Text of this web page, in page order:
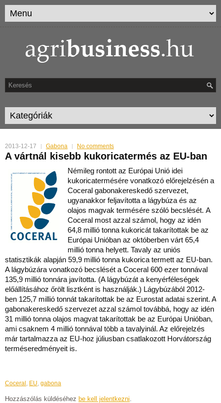
2013-12-17 Gabona No comments
A vártnál kisebb kukoricatermés az EU-ban
Némileg rontott az Európai Unió idei
kukoricatermésére vonatkozó előrejelzésén a
Coceral gabonakereskedő szervezet,
ugyanakkor feljavította a lágybúza és az
olajos magvak termésére szóló becslését. A
Coceral most azzal számol, hogy az idén
64,8 millió tonna kukoricát takarítottak be az
Európai Unióban az októberben várt 65,4
millió tonna helyett. Tavaly az uniós
statisztikák alapján 59,9 millió tonna kukorica termett az EU-ban.
A lágybúzára vonatkozó becslését a Coceral 600 ezer tonnával
135,9 millió tonnára javította. (A lágybúzát a kenyérféleségek
előállításához őrölt lisztként is használják.) Lágybúzából 2012-
ben 125,7 millió tonnát takarítottak be az Eurostat adatai szerint. A
gabonakereskedő szervezet azzal számol továbbá, hogy az idén
31 millió tonna olajos magvat takarítottak be az Európai Unióban,
ami csaknem 4 millió tonnával több a tavalyinál. Az előrejelzés
már tartalmazza az EU-hoz júliusban csatlakozott Horvátország
terméseredményeit is.
Coceral , EU, gabona
Hozzászólás küldéséhez be kell jelentkezni.